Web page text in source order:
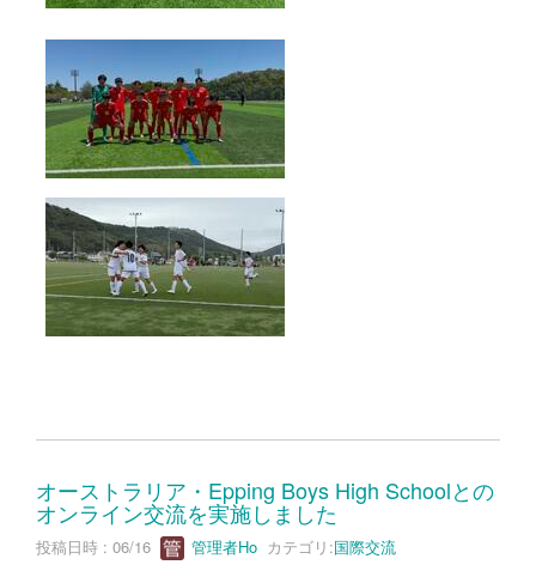
オーストラリア・Epping Boys High Schoolとの
オンライン交流を実施しました
投稿日時 : 06/16 管理者Ho カテゴリ:国際交流